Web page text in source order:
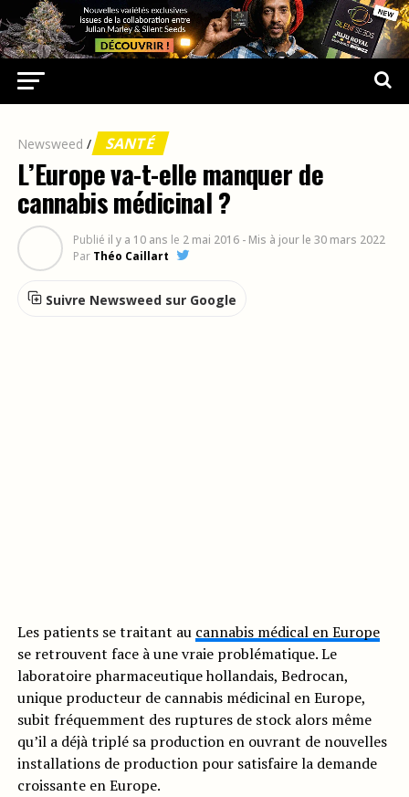
Newsweed / SANTÉ
L’Europe va-t-elle manquer de
cannabis médicinal ?
Publié il y a 10 ans le 2 mai 2016 - Mis à jour le 30 mars 2022
Par Théo Caillart
Suivre Newsweed sur Google
Les patients se traitant au cannabis médical en Europe
se retrouvent face à une vraie problématique. Le
laboratoire pharmaceutique hollandais, Bedrocan,
unique producteur de cannabis médicinal en Europe,
subit fréquemment des ruptures de stock alors même
qu’il a déjà triplé sa production en ouvrant de nouvelles
installations de production pour satisfaire la demande
croissante en Europe.